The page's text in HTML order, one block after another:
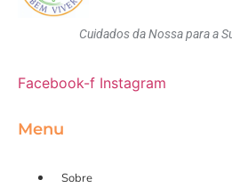
Cuidados da Nossa para a
Facebook-f Instagram
Menu
Sobre